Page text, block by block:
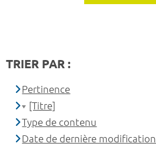
TRIER PAR :
Pertinence
[Titre]
Type de contenu
Date de dernière modification